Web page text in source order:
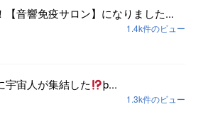
【音響免疫サロン】になりました...
1.4k件のビュー
宇宙人が集結した þ...
1.3k件のビュー